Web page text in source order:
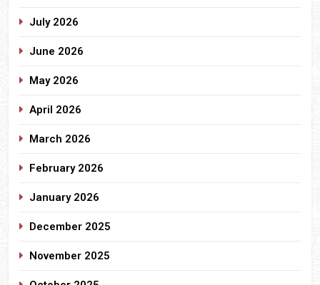
July 2026
June 2026
May 2026
April 2026
March 2026
February 2026
January 2026
December 2025
November 2025